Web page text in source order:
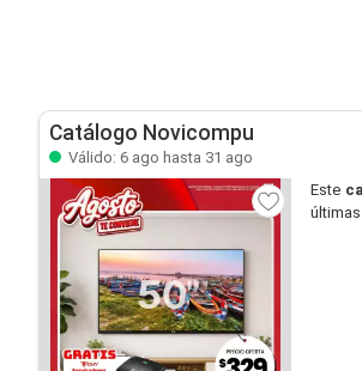
Catálogo Novicompu
Válido: 6 ago hasta 31 ago
Este